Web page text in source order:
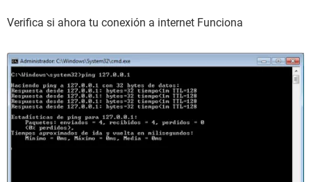
Verifica si ahora tu conexión a internet Funciona